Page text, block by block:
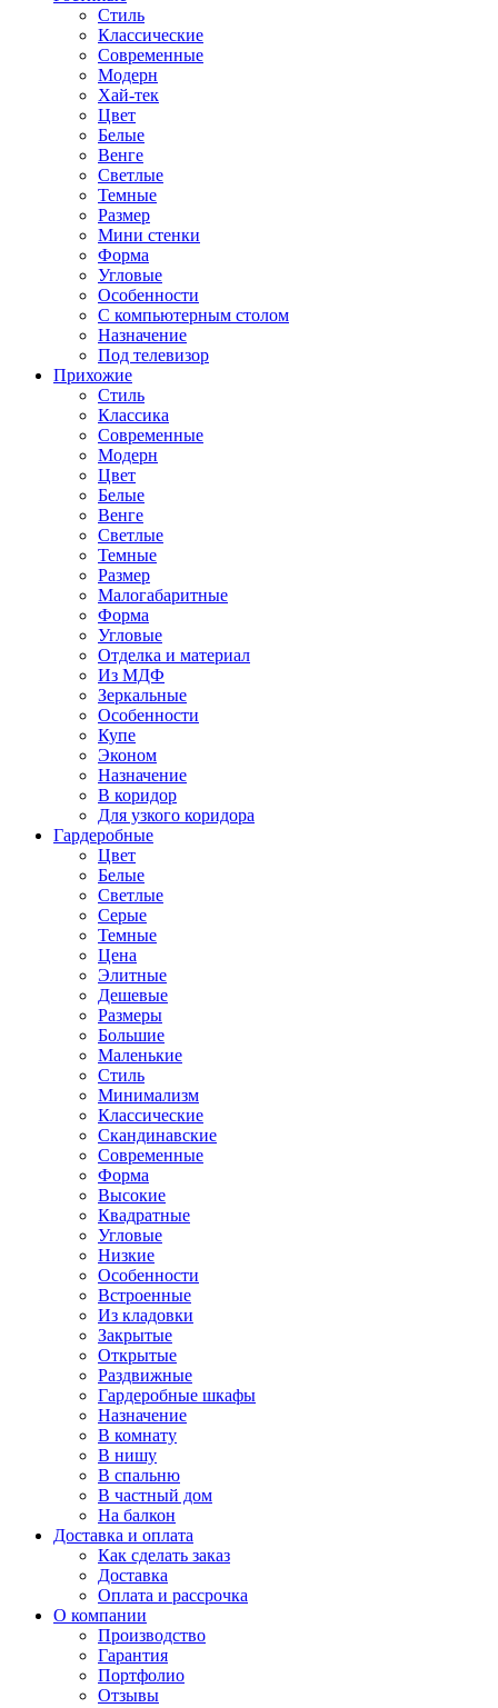
Стиль
Классические
Современные
Модерн
Хай-тек
Цвет
Белые
Венге
Светлые
Темные
Размер
Мини стенки
Форма
Угловые
Особенности
С компьютерным столом
Назначение
Под телевизор
Прихожие
Стиль
Классика
Современные
Модерн
Цвет
Белые
Венге
Светлые
Темные
Размер
Малогабаритные
Форма
Угловые
Отделка и материал
Из МДФ
Зеркальные
Особенности
Купе
Эконом
Назначение
В коридор
Для узкого коридора
Гардеробные
Цвет
Белые
Светлые
Серые
Темные
Цена
Элитные
Дешевые
Размеры
Большие
Маленькие
Стиль
Минимализм
Классические
Скандинавские
Современные
Форма
Высокие
Квадратные
Угловые
Низкие
Особенности
Встроенные
Из кладовки
Закрытые
Открытые
Раздвижные
Гардеробные шкафы
Назначение
В комнату
В нишу
В спальню
В частный дом
На балкон
Доставка и оплата
Как сделать заказ
Доставка
Оплата и рассрочка
О компании
Производство
Гарантия
Портфолио
Отзывы